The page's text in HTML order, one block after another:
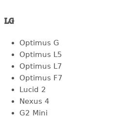
LG
Optimus G
Optimus L5
Optimus L7
Optimus F7
Lucid 2
Nexus 4
G2 Mini